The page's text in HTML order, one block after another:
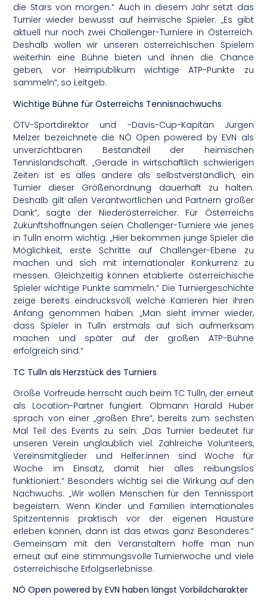
die Stars von morgen.“ Auch in diesem Jahr setzt das
Turnier wieder bewusst auf heimische Spieler. „Es gibt
aktuell nur noch zwei Challenger-Turniere in Österreich.
Deshalb wollen wir unseren österreichischen Spielern
weiterhin eine Bühne bieten und ihnen die Chance
geben, vor Heimpublikum wichtige ATP-Punkte zu
sammeln“, so Leitgeb.
Wichtige Bühne für Österreichs Tennisnachwuchs
ÖTV-Sportdirektor und -Davis-Cup-Kapitän Jürgen
Melzer bezeichnete die NÖ Open powered by EVN als
unverzichtbaren Bestandteil der heimischen
Tennislandschaft. „Gerade in wirtschaftlich schwierigen
Zeiten ist es alles andere als selbstverständlich, ein
Turnier dieser Größenordnung dauerhaft zu halten.
Deshalb gilt allen Verantwortlichen und Partnern großer
Dank“, sagte der Niederösterreicher. Für Österreichs
Zukunftshoffnungen seien Challenger-Turniere wie jenes
in Tulln enorm wichtig: „Hier bekommen junge Spieler die
Möglichkeit, erste Schritte auf Challenger-Ebene zu
machen und sich mit internationaler Konkurrenz zu
messen. Gleichzeitig können etablierte österreichische
Spieler wichtige Punkte sammeln.“ Die Turniergeschichte
zeige bereits eindrucksvoll, welche Karrieren hier ihren
Anfang genommen haben: „Man sieht immer wieder,
dass Spieler in Tulln erstmals auf sich aufmerksam
machen und später auf der großen ATP-Bühne
erfolgreich sind.“
TC Tulln als Herzstück des Turniers
Große Vorfreude herrscht auch beim TC Tulln, der erneut
als Location-Partner fungiert. Obmann Harald Huber
sprach von einer „großen Ehre“, bereits zum sechsten
Mal Teil des Events zu sein: „Das Turnier bedeutet für
unseren Verein unglaublich viel. Zahlreiche Volunteers,
Vereinsmitglieder und Helfer:innen sind Woche für
Woche im Einsatz, damit hier alles reibungslos
funktioniert.“ Besonders wichtig sei die Wirkung auf den
Nachwuchs: „Wir wollen Menschen für den Tennissport
begeistern. Wenn Kinder und Familien internationales
Spitzentennis praktisch vor der eigenen Haustüre
erleben können, dann ist das etwas ganz Besonderes.“
Gemeinsam mit den Veranstaltern hoffe man nun
erneut auf eine stimmungsvolle Turnierwoche und viele
österreichische Erfolgserlebnisse.
NÖ Open powered by EVN haben längst Vorbildcharakter